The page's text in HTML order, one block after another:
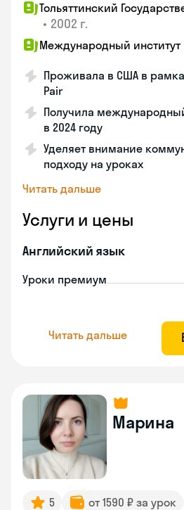
Тольяттинский
• 2002 г.
Международный институт
Проживала в США в
Pair
Получила международный
в 2024 году
Уделяет внимание
подходу на уроках
Читать дальше
Услуги и цены
Английский язык
Уроки премиум
Читать дальше
Марина
5 от 1590 ₽ за урок